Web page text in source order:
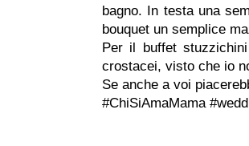
bagno. In testa una
bouquet un semplice
Per il buffet
crostacei, visto che io
Se anche a voi
#ChiSiAmaMama